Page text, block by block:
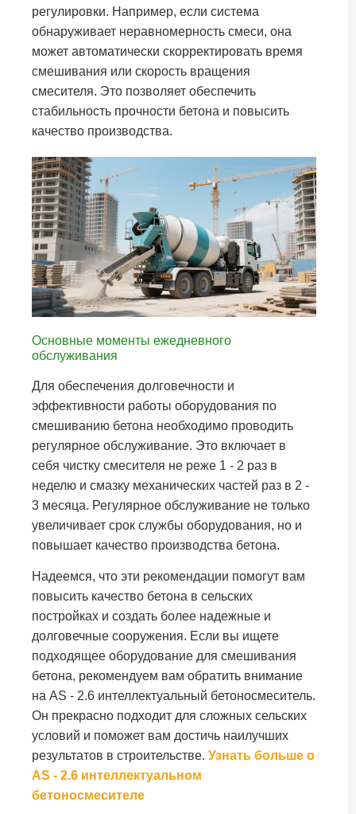
регулировки. Например, если система
обнаруживает неравномерность смеси, она
может автоматически скорректировать время
смешивания или скорость вращения
смесителя. Это позволяет обеспечить
стабильность прочности бетона и повысить
качество производства.
Основные моменты ежедневного
обслуживания
Для обеспечения долговечности и
эффективности работы оборудования по
смешиванию бетона необходимо проводить
регулярное обслуживание. Это включает в
себя чистку смесителя не реже 1 - 2 раз в
неделю и смазку механических частей раз в 2 -
3 месяца. Регулярное обслуживание не только
увеличивает срок службы оборудования, но и
повышает качество производства бетона.
Надеемся, что эти рекомендации помогут вам
повысить качество бетона в сельских
постройках и создать более надежные и
долговечные сооружения. Если вы ищете
подходящее оборудование для смешивания
бетона, рекомендуем вам обратить внимание
на AS - 2.6 интеллектуальный бетоносмеситель.
Он прекрасно подходит для сложных сельских
условий и поможет вам достичь наилучших
результатов в строительстве. Узнать больше о
AS - 2.6 интеллектуальном
бетоносмесителе